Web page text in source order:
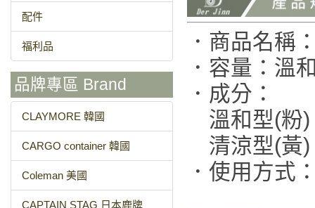
配件
福利品
品牌專區 Brand
CLAYMORE 韓國
CARGO container 韓國
Coleman 美國
CAPTAIN STAG 日本鹿牌
．商品名稱
．容量：溫
．成分：
溫和型(粉)
清涼型(黃)
．使用方式